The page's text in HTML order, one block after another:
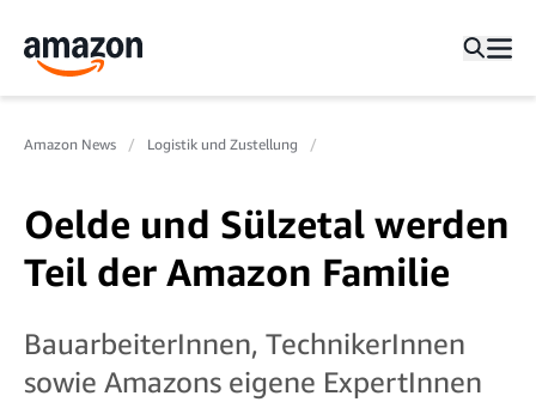
Amazon News Logistik und Zustellung
Oelde und Sülzetal werden
Teil der Amazon Familie
BauarbeiterInnen, TechnikerInnen
sowie Amazons eigene ExpertInnen